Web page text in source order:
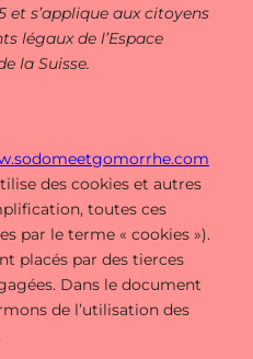
et s’applique aux citoyens
légaux de l’Espace
la Suisse.
des cookies et autres
toutes ces
par le terme « cookies »).
placés par des tierces
Dans le document
de l’utilisation des